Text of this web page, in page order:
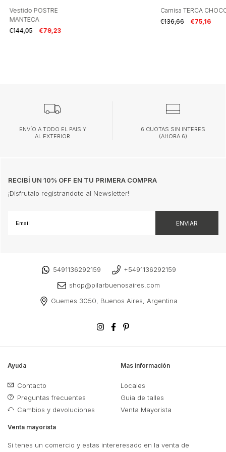
suave.
-No utilizar blanqueador.
-Lavar en lavarropas o a mano sin retorcer con agua fría.
Vestido POSTRE
MANTECA
€144,05
€79,23
Camisa TERCA
€136,66
€75,16
ENVÍO A TODO EL PAIS Y
AL EXTERIOR
6 CUOTAS SIN INTERES
(AHORA 6)
RECIBÍ UN 10% OFF EN TU PRIMERA COMPRA
¡Disfrutalo registrandote al Newsletter!
5491136292159
+5491136292159
shop@pilarbuenosaires.com
Guemes 3050, Buenos Aires, Argentina
Ayuda
Contacto
Preguntas frecuentes
Cambios y devoluciones
Mas información
Locales
Guia de talles
Venta Mayorista
Venta mayorista
Si tenes un comercio y estas intereresado en la venta de